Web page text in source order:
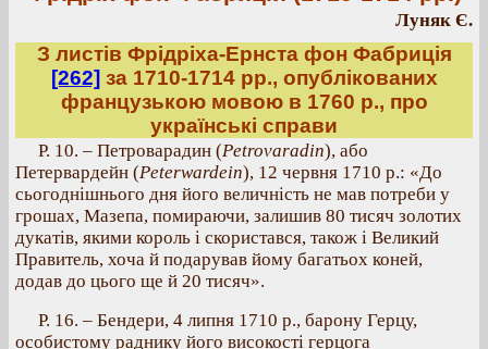
Луняк Є.
З листів Фрідріха-Ернста фон Фабриція
[262] за 1710-1714 рр., опублікованих
французькою мовою в 1760 р., про
українські справи
Р. 10. – Петроварадин (Petrovaradin), або
Петервардейн (Peterwardein), 12 червня 1710 р.: «До
сьогоднішнього дня його величність не мав потреби у
грошах, Мазепа, помираючи, залишив 80 тисяч золотих
дукатів, якими король і скористався, також і Великий
Правитель, хоча й подарував йому багатьох коней,
додав до цього ще й 20 тисяч».
Р. 16. – Бендери, 4 липня 1710 р., барону Герцу,
особистому раднику його високості герцога